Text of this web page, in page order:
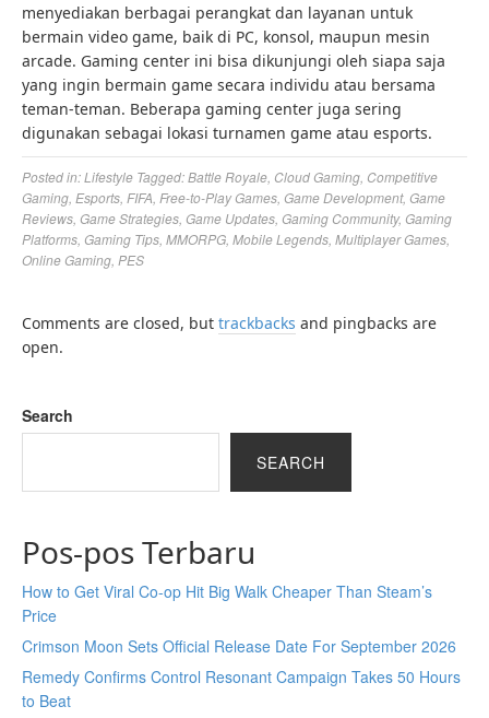
menyediakan berbagai perangkat dan layanan untuk
bermain video game, baik di PC, konsol, maupun mesin
arcade. Gaming center ini bisa dikunjungi oleh siapa saja
yang ingin bermain game secara individu atau bersama
teman-teman. Beberapa gaming center juga sering
digunakan sebagai lokasi turnamen game atau esports.
Posted in:Lifestyle Tagged:Battle Royale Cloud Gaming Competitive
Gaming Esports FIFA Free-to-Play Games Game Development, Game
Reviews Game Strategies Game Updates Gaming Community, Gaming
Platforms Gaming Tips MMORPG Mobile Legends Multiplayer Games
Online Gaming PES
Comments are closed, but trackbacks and pingbacks are
open.
Search
SEARCH
Pos-pos Terbaru
How to Get Viral Co-op Hit Big Walk Cheaper Than Steam’s
Price
Crimson Moon Sets Official Release Date For September 2026
Remedy Confirms Control Resonant Campaign Takes 50 Hours
to Beat